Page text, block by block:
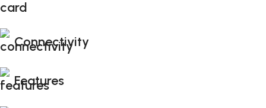
Connectivity
Features